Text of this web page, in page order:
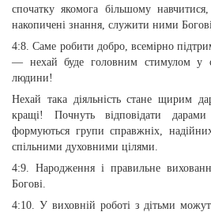
спочатку якомога більшому
накопичені знання, служити ними
4:8. Саме робити добро, всемірно
— нехай буде головним стимулом у
людини!
Нехай така діяльність стане щирим
кращі! Почнуть відповідати
формуються групи справжніх,
спільними духовними цілями.
4:9. Народження і правильне
Богові.
4:10. У виховній роботі з дітьми